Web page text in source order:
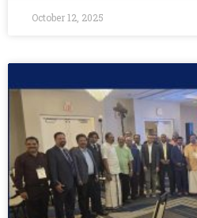
October 12, 2025